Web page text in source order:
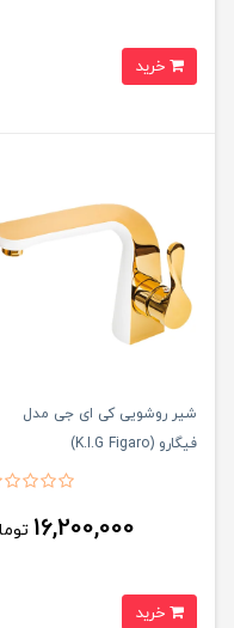
شیر روشویی کی ای جی مدل
فیگارو (K.I.G Figaro)
16,200,000